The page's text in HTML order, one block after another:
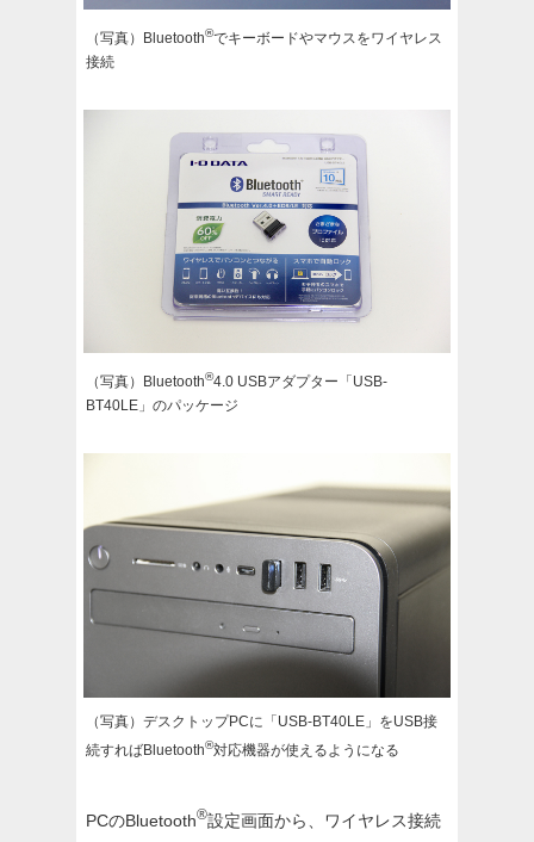
（写真）Bluetooth®でキーボードやマウスをワイヤレス
接続
（写真）Bluetooth®4.0 USBアダプター「USB-
BT40LE」のパッケージ
（写真）デスクトップPCに「USB-BT40LE」をUSB接
続すればBluetooth®対応機器が使えるようになる
PCのBluetooth®設定画面から、ワイヤレス接続